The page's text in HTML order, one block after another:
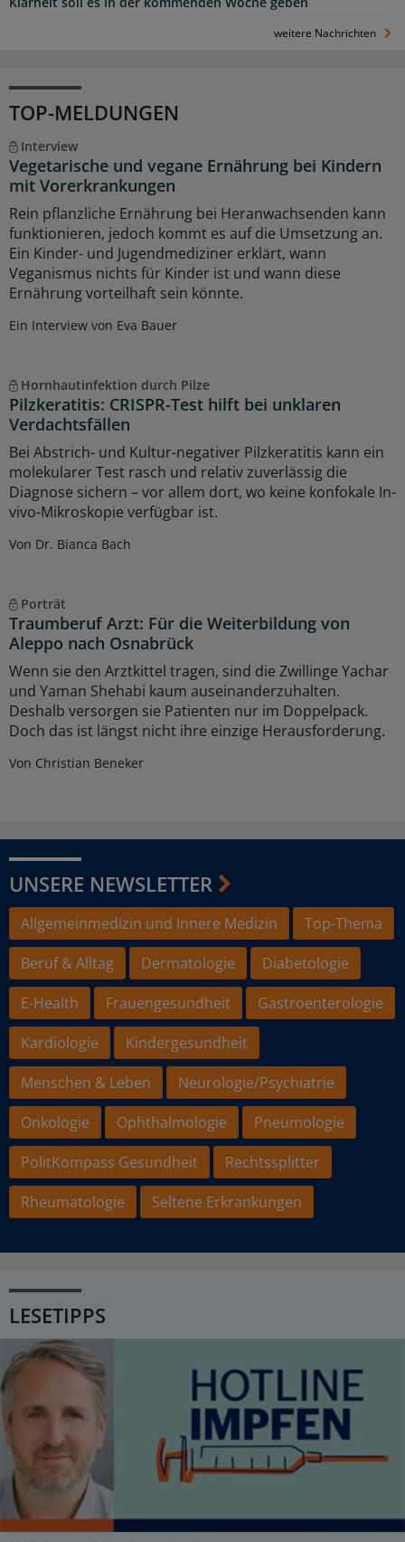
weitere Nachrichten
TOP-MELDUNGEN
Interview
Vegetarische und vegane Ernährung bei Kindern
mit Vorerkrankungen
Rein pflanzliche Ernährung bei Heranwachsenden kann
funktionieren, jedoch kommt es auf die Umsetzung an.
Ein Kinder- und Jugendmediziner erklärt, wann
Veganismus nichts für Kinder ist und wann diese
Ernährung vorteilhaft sein könnte.
Ein Interview von Eva Bauer
Hornhautinfektion durch Pilze
Pilzkeratitis: CRISPR-Test hilft bei unklaren
Verdachtsfällen
Bei Abstrich- und Kultur-negativer Pilzkeratitis kann ein
molekularer Test rasch und relativ zuverlässig die
Diagnose sichern – vor allem dort, wo keine konfokale In-
vivo-Mikroskopie verfügbar ist.
Von Dr. Bianca Bach
Porträt
Traumberuf Arzt: Für die Weiterbildung von
Aleppo nach Osnabrück
Wenn sie den Arztkittel tragen, sind die Zwillinge Yachar
und Yaman Shehabi kaum auseinanderzuhalten.
Deshalb versorgen sie Patienten nur im Doppelpack.
Doch das ist längst nicht ihre einzige Herausforderung.
Von Christian Beneker
UNSERE NEWSLETTER
Allgemeinmedizin und Innere Medizin
Top-Thema
Beruf & Alltag
Dermatologie
Diabetologie
E-Health
Frauengesundheit
Gastroenterologie
Kardiologie
Kindergesundheit
Menschen & Leben
Neurologie/Psychiatrie
Onkologie
Ophthalmologie
Pneumologie
PolitKompass Gesundheit
Rechtssplitter
Rheumatologie
Seltene Erkrankungen
LESETIPPS